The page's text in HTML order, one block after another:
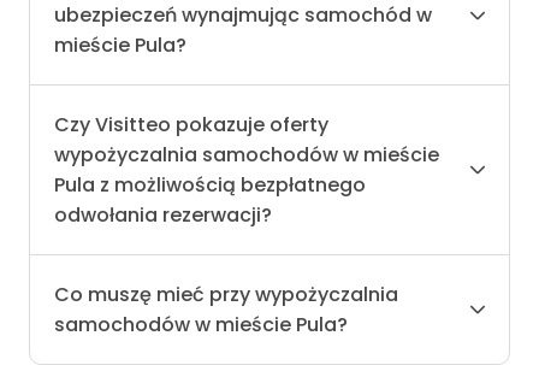
ubezpieczeń wynajmując samochód w
mieście Pula?
Czy Visitteo pokazuje oferty
wypożyczalnia samochodów w mieście
Pula z możliwością bezpłatnego
odwołania rezerwacji?
Co muszę mieć przy wypożyczalnia
samochodów w mieście Pula?